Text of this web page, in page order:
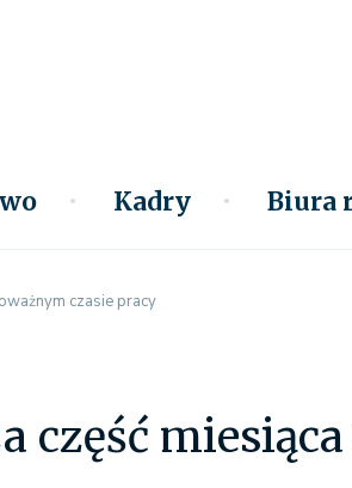
Kadry Biura
czasie pracy
część